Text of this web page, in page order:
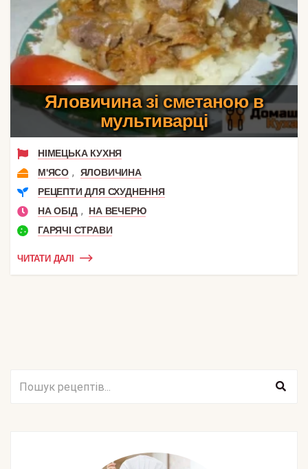
Яловичина зі сметаною в
мультиварці
НІМЕЦЬКА КУХНЯ
М'ЯСО ,
ЯЛОВИЧИНА
РЕЦЕПТИ ДЛЯ СХУДНЕННЯ
НА ОБІД ,
НА ВЕЧЕРЮ
ГАРЯЧІ СТРАВИ
ЧИТАТИ ДАЛІ